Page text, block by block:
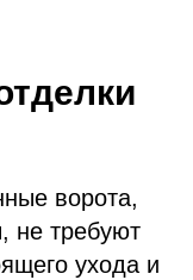
ворота,
не требуют
ухода и
ламелей
предложений